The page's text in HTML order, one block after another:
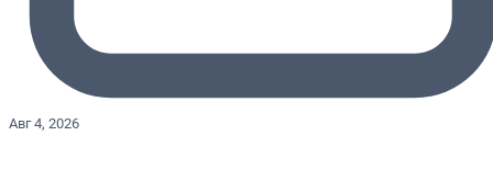
Авг 4, 2026